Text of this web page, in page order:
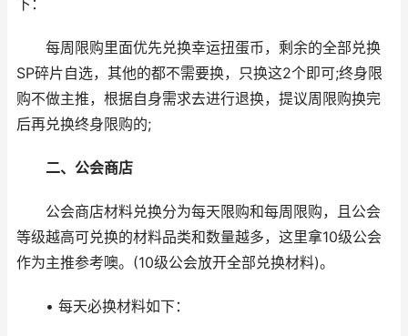
下：
每周限购里面优先兑换幸运扭蛋币，剩余的全部兑换
SP碎片自选，其他的都不需要换，只换这2个即可;终身限
购不做主推，根据自身需求去进行退换，提议周限购换完
后再兑换终身限购的;
二、公会商店
公会商店材料兑换分为每天限购和每周限购，且公会
等级越高可兑换的材料品类和数量越多，这里拿10级公会
作为主推参考噢。(10级公会放开全部兑换材料)。
• 每天必换材料如下：